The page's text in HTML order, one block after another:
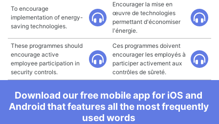
To encourage
implementation of energy-
saving technologies.
Encourager la mise en
œuvre de technologies
permettant d'économiser
l'énergie.
These programmes should
encourage active
employee participation in
security controls.
Ces programmes doivent
encourager les employés à
participer activement aux
contrôles de sûreté.
Download our free mobile app for iOS and
Android that features all the most frequently
used words